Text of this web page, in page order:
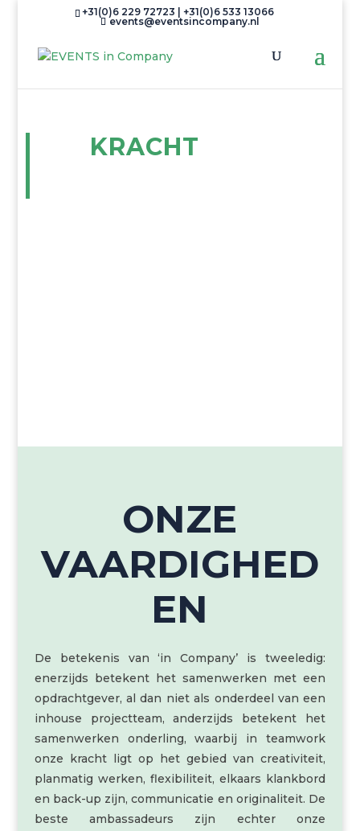
+31(0)6 229 72723 | +31(0)6 533 13066
events@eventsincompany.nl
KRACHT
ONZE
VAARDIGHED
EN
De betekenis van ‘in Company’ is tweeledig:
enerzijds betekent het samenwerken met een
opdrachtgever, al dan niet als onderdeel van een
inhouse projectteam, anderzijds betekent het
samenwerken onderling, waarbij in teamwork
onze kracht ligt op het gebied van creativiteit,
planmatig werken, flexibiliteit, elkaars klankbord
en back-up zijn, communicatie en originaliteit. De
beste ambassadeurs zijn echter onze